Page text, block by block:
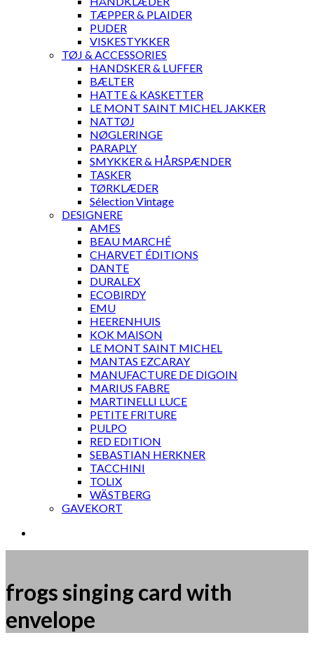
TÆPPER & PLAIDER
PUDER
VISKESTYKKER
TØJ & ACCESSORIES
HANDSKER & LUFFER
BÆLTER
HATTE & KASKETTER
LE MONT SAINT MICHEL JAKKER
NATTØJ
NØGLERINGE
PARAPLY
SMYKKER & HÅRSPÆNDER
TASKER
TØRKLÆDER
Sélection Vintage
DESIGNERE
AMES
BEAU MARCHÉ
CHARVET ÉDITIONS
DANTE
DURALEX
ECOBIRDY
EMU
HEERENHUIS
KOK MAISON
LE MONT SAINT MICHEL
MANTAS EZCARAY
MANUFACTURE DE DIGOIN
MARIUS FABRE
MARTINELLI LUCE
PETITE FRITURE
PULPO
RED EDITION
SEBASTIAN HERKNER
TACCHINI
TOLIX
WÄSTBERG
GAVEKORT
frogs singing card with
envelope